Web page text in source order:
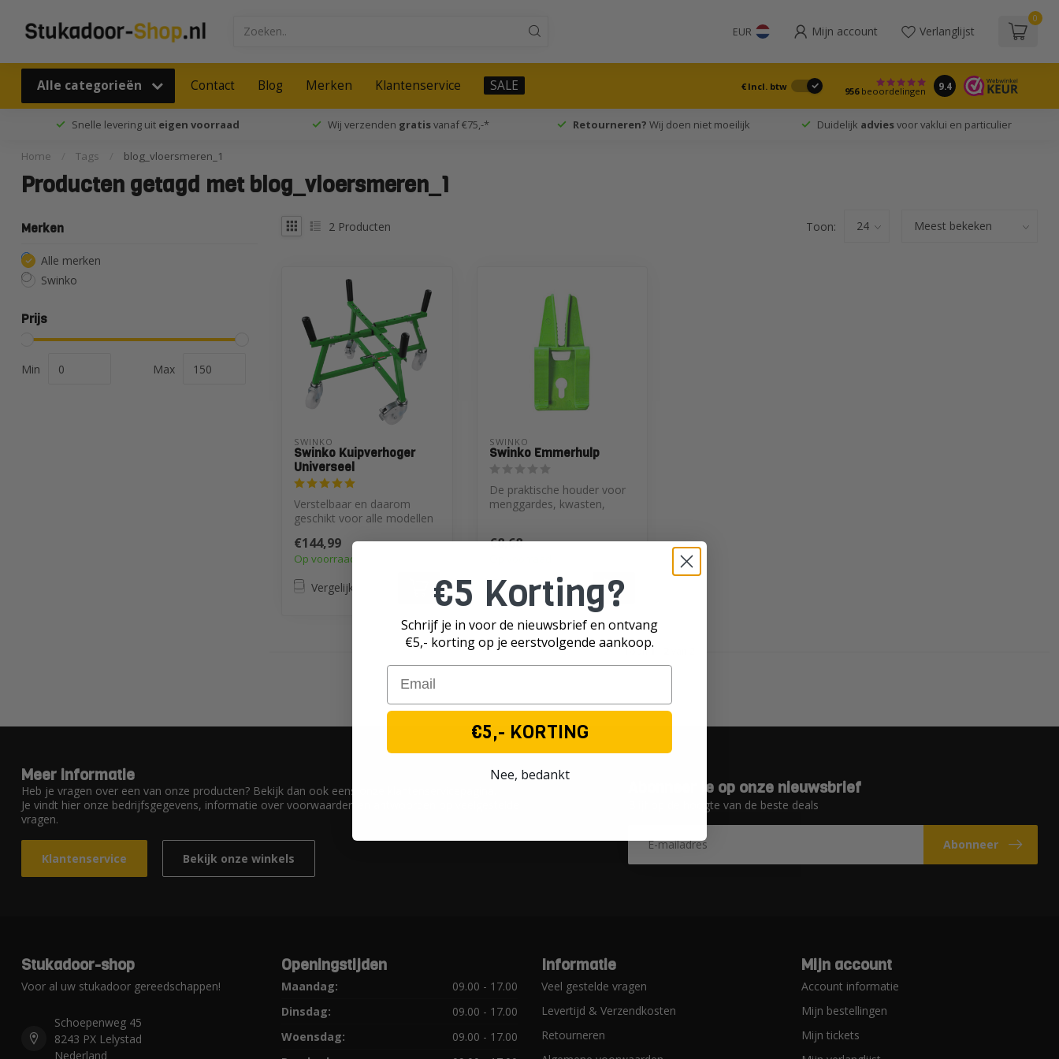
EUR Mijn account Verlanglijst
0
Alle categorieën Contact Blog Merken Klantenservice SALE € Incl. btw 956beoordelingen 9.4
Snelle levering uit eigen voorraad Wij verzenden gratisvanaf €75,-* Retourneren? Wij doen niet moeilijk Duidelijk adviesvoor vaklui en particulier
Home Tags blog_vloersmeren_1
Producten getagd met blog_vloersmeren_1
Merken
Alle merken
Swinko
Prijs
Min Max
2 Producten Toon:
SWINKO
Swinko Kuipverhoger
Universeel
Verstelbaar en daarom
geschikt voor alle modellen
liter
€144,99
Op voorraad
Vergelijk
SWINKO
Swinko Emmerhulp
De praktische houder voor
menggardes, kwasten,
€8,68
Vergelijk
Toon1
Meer informatie
Heb je vragen over een van onze producten? Bekijk dan ook eens onze klantenservicepagina.
Je vindt hier onze bedrijfsgegevens, informatie over voorwaarden en antwoorden op veelgestelde
vragen.
Klantenservice Bekijk onze winkels
Abonneer je op onze nieuwsbrief
Blijf op de hoogte van de beste deals
Abonneer
Stukadoor-shop
Voor al uw stukadoor gereedschappen!
Schoepenweg 45
8243 PX Lelystad
Nederland
Openingstijden
Maandag:
09.00 - 17.00
Dinsdag:
09.00 - 17.00
Woensdag:
09.00 - 17.00
Informatie
Veel gestelde vragen
Levertijd & Verzendkosten
Retourneren
Mijn account
Account informatie
Mijn bestellingen
Mijn tickets
€5 Korting?
Schrijf je in voor de nieuwsbrief en ontvang
€5,- korting op je eerstvolgende aankoop.
Email
€5,- KORTING
Nee, bedankt